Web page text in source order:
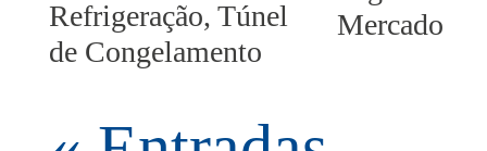
Refrigeração, Túnel
de Congelamento
Mercado